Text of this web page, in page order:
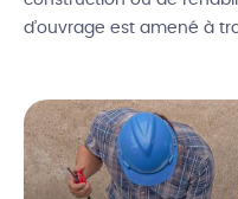
d’ouvrage est amené à
Entreprises, qui fixera de
caractéristiques